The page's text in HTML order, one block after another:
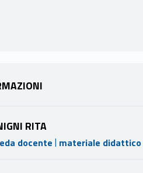
RITA
docente | materiale didattico